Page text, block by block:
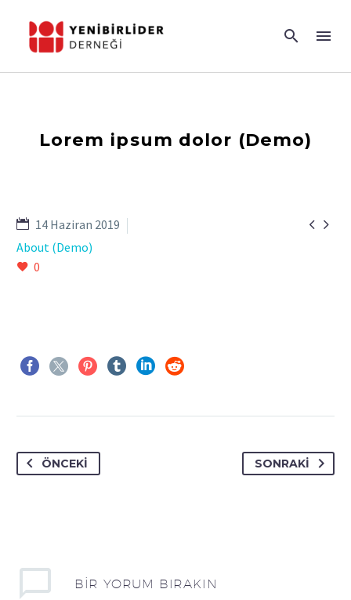
Lorem ipsum dolor (Demo)
 
14 Haziran 2019
About (Demo)
0
ÖNCEKI SONRAKI
BIR YORUM BIRAKIN